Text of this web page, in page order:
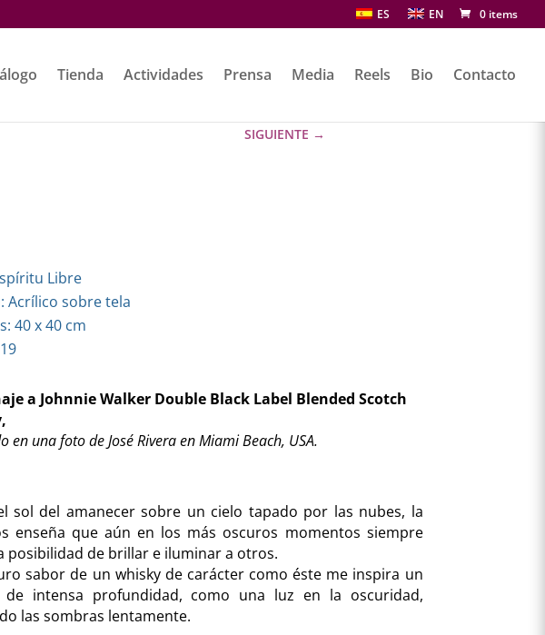
ES EN 0 items
Tienda Actividades Prensa Media Reels Bio Contacto
SIGUIENTE →
Libre
Acrílico sobre tela
40 x 40 cm
a Johnnie Walker Double Black Label Blended Scotch
en una foto de José Rivera en Miami Beach, USA.
sol del amanecer sobre un cielo tapado por las nubes, la
enseña que aún en los más oscuros momentos siempre
posibilidad de brillar e iluminar a otros.
sabor de un whisky de carácter como éste me inspira un
de intensa profundidad, como una luz en la oscuridad,
las sombras lentamente.